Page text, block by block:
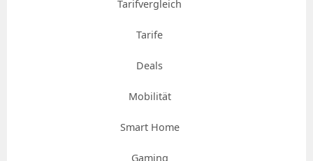
Tarifvergleich
Tarife
Deals
Mobilität
Smart Home
Gaming